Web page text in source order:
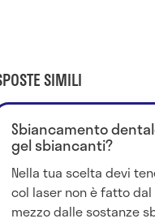
SIMILI
Sbiancamento
gel sbiancanti?
Nella tua scelta devi
col laser non è fatto
mezzo dalle sostanze